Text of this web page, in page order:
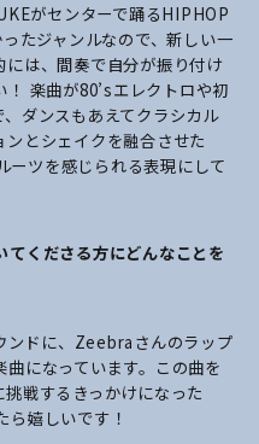
がセンターで踊るHIPHOP
たジャンルなので、新しい一
は、間奏で自分が振り付け
楽曲が80’sエレクトロや初
ダンスもあえてクラシカル
とシェイクを融合させた
ーツを感じられる表現にして
てくださる方にどんなことを
ンドに、Zeebraさんのラップ
になっています。この曲を
戦するきっかけになった
嬉しいです！